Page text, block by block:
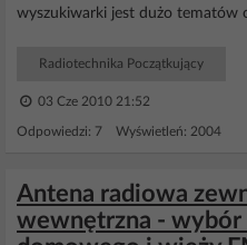
wyszukiwarki jest dużo tematów
Radiotechnika Początkujący
03 Cze 2010 21:52
Odpowiedzi: 7 Wyświetleń: 2004
Antena radiowa
wewnętrzna - wybór